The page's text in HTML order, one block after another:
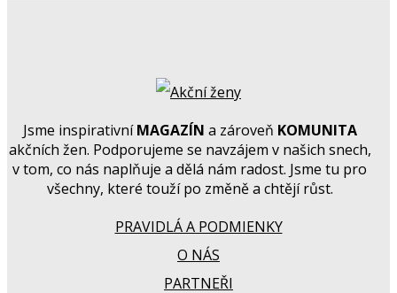
Jsme inspirativníMAGAZÍN a zároveň KOMUNITA
akčních žen. Podporujeme se navzájem v našich snech,
v tom, co nás naplňuje a dělá nám radost. Jsme tu pro
všechny, které touží po změně a chtějí růst.
PRAVIDLÁ A PODMIENKY
O NÁS
PARTNEŘI